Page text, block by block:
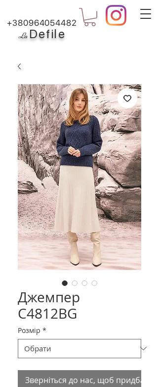
La Defile
+380964054482
Джемпер
С4812BG
Розмір *
Зверніться до нас, щоб придбати